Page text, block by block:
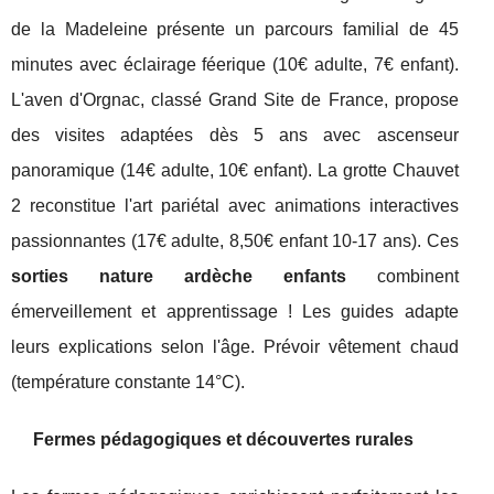
de la Madeleine présente un parcours familial de 45
minutes avec éclairage féerique (10€ adulte, 7€ enfant).
L'aven d'Orgnac, classé Grand Site de France, propose
des visites adaptées dès 5 ans avec ascenseur
panoramique (14€ adulte, 10€ enfant). La grotte Chauvet
2 reconstitue l'art pariétal avec animations interactives
passionnantes (17€ adulte, 8,50€ enfant 10-17 ans). Ces
sorties nature ardèche enfantscombinent
émerveillement et apprentissage ! Les guides adapte
leurs explications selon l'âge. Prévoir vêtement chaud
(température constante 14°C).
Fermes pédagogiques et découvertes rurales